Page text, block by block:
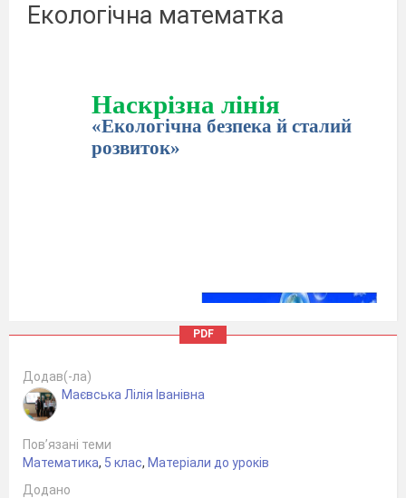
Екологічна математка
Наскрізна лінія
«Екологічна безпека й сталий
розвиток»
PDF
Додав(-ла)
Маєвська Лілія Іванівна
Пов’язані теми
Математика, 5 клас, Матеріали до уроків
Додано